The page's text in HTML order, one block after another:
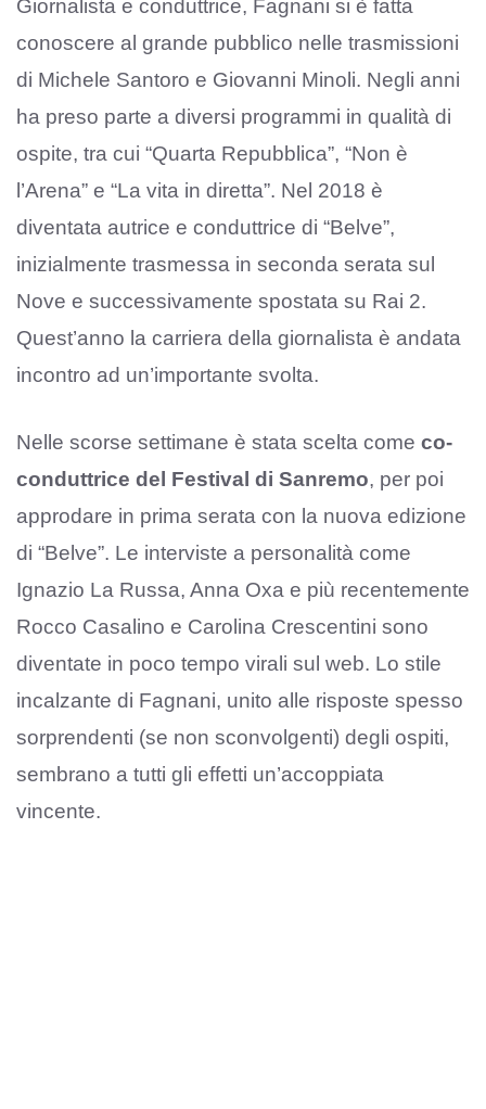
Giornalista e conduttrice, Fagnani si è fatta
conoscere al grande pubblico nelle trasmissioni
di Michele Santoro e Giovanni Minoli. Negli anni
ha preso parte a diversi programmi in qualità di
ospite, tra cui “Quarta Repubblica”, “Non è
l’Arena” e “La vita in diretta”. Nel 2018 è
diventata autrice e conduttrice di “Belve”,
inizialmente trasmessa in seconda serata sul
Nove e successivamente spostata su Rai 2.
Quest’anno la carriera della giornalista è andata
incontro ad un’importante svolta.
Nelle scorse settimane è stata scelta come co-
conduttrice del Festival di Sanremo, per poi
approdare in prima serata con la nuova edizione
di “Belve”. Le interviste a personalità come
Ignazio La Russa, Anna Oxa e più recentemente
Rocco Casalino e Carolina Crescentini sono
diventate in poco tempo virali sul web. Lo stile
incalzante di Fagnani, unito alle risposte spesso
sorprendenti (se non sconvolgenti) degli ospiti,
sembrano a tutti gli effetti un’accoppiata
vincente.